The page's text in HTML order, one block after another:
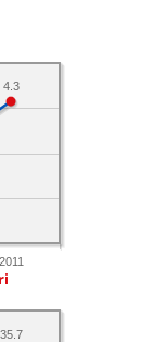
2011
4.3
35.7